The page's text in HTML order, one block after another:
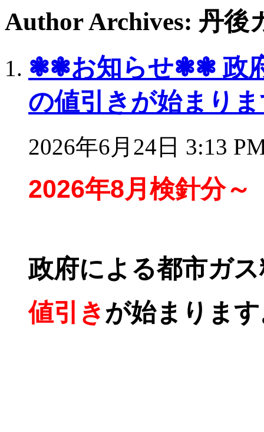
Author Archives: 丹後
❃❃お知らせ❃❃ 政
の値引きが始まり
2026年6月24日 3:13
2026年8月検針分～
政府による都市ガ
値引きが始まりま